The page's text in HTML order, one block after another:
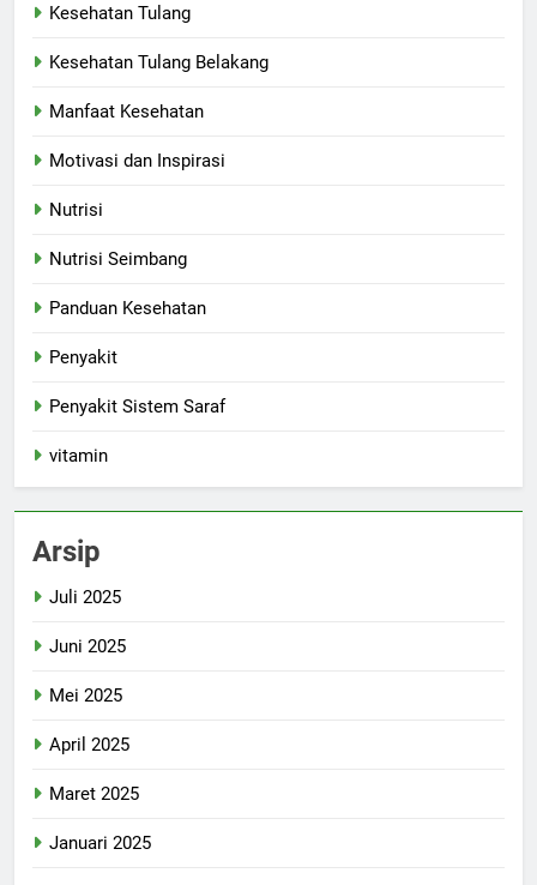
Kesehatan Tulang
Kesehatan Tulang Belakang
Manfaat Kesehatan
Motivasi dan Inspirasi
Nutrisi
Nutrisi Seimbang
Panduan Kesehatan
Penyakit
Penyakit Sistem Saraf
vitamin
Arsip
Juli 2025
Juni 2025
Mei 2025
April 2025
Maret 2025
Januari 2025